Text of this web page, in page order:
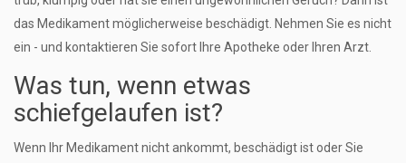
das Medikament möglicherweise beschädigt. Nehmen Sie es nicht
ein - und kontaktieren Sie sofort Ihre Apotheke oder Ihren Arzt.
Was tun, wenn etwas
schiefgelaufen ist?
Wenn Ihr Medikament nicht ankommt, beschädigt ist oder Sie